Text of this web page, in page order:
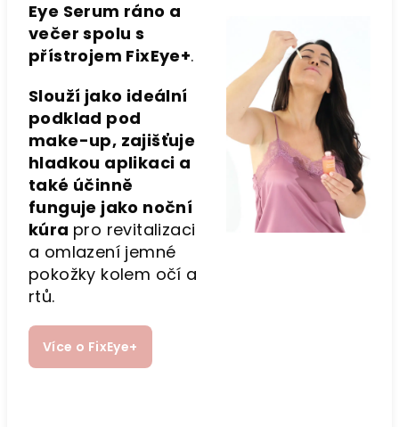
Eye Serum ráno a
večer spolu s
přístrojem FixEye+.
Slouží jako ideální
podklad pod
make-up, zajišťuje
hladkou aplikaci a
také účinně
funguje jako noční
kúra pro revitalizaci
a omlazení jemné
pokožky kolem očí a
rtů.
Více o FixEye+